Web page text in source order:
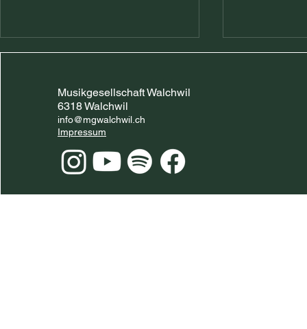
Eidg. Musikfest 2026 in
Musikgesellschaft Walchwil
6318 Walchwil
info@mgwalchwil.ch
Impressum